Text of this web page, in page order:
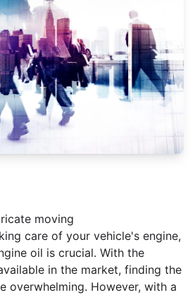
moving
care of your vehicle's engine,
oil is crucial. With the
in the market, finding the
overwhelming. However, with a